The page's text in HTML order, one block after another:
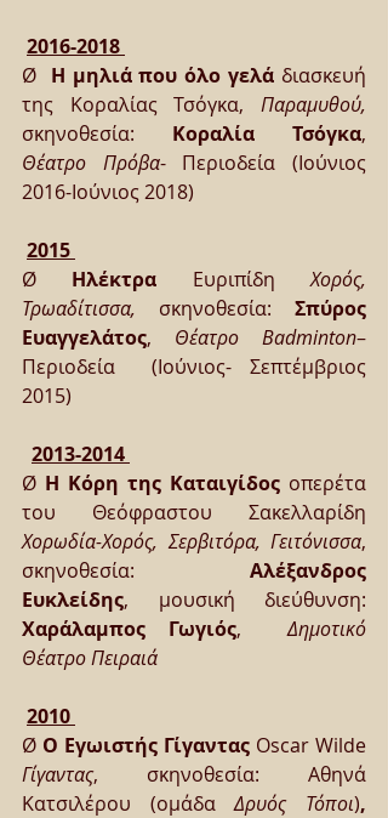
2016-2018
Ø Η μηλιά που όλο γελά διασκευή
της Κοραλίας Τσόγκα,
σκηνοθεσία: Κοραλία Τσόγκα
Θέατρο Πρόβα- Περιοδεία (Ιούνιος
2016-Ιούνιος 2018)
2015
Ø Ηλέκτρα Ευριπίδη Χορός,
Τρωαδίτισσα, σκηνοθεσία: Σπύρος
Ευαγγελάτος, Θέατρο Badminton–
Περιοδεία  (Ιούνιος- Σεπτέμβριος
2015)
2013-2014
Ø Η Κόρη της Καταιγίδος οπερέτα
Χορωδία-Χορός, Σερβιτόρα, Γειτόνισσα,
σκηνοθεσία: Αλέξανδρος
Ευκλείδης
Χαράλαμπος Γωγιός, Δημοτικό
Θέατρο Πειραιά
2010
Ø Ο Εγωιστής Γίγαντας
Γίγαντας, σκηνοθεσία: Αθηνά
Κατσιλέρου (ομάδα Δρυός Τόποι),